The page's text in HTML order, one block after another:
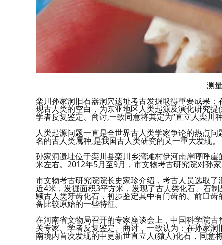
测
栾川孙家洞旧石器洞穴遗址考古发掘取得重要成果
现古人类的空白，为东亚地区人类起源及演化研究
学者反复鉴定、商讨,一致同意将其定为“直立人栾川
人类起源问题一直是全世界古人类学家争论的热点问
名的古人类属种,是我国古人类研究的又一重大发现。
孙家洞遗址位于栾川县栾川乡湾滩村伊河南岸哼呼
米左右。2012年5月至9月，市文物考古研究院对孙
市文物考古研究院院长史家珍介绍，考古人员选取
近4米，发掘面积3平方米，发现了古人类化石、石
颗古人类牙齿化石，初步鉴定其中有门齿的、前臼
备比较原始的一些特征。
在河南省文物局召开的专家座谈会上，中国科学院
关专家、学者反复鉴定、商讨，一致认为：在孙家
南境内首次发现的中更新世直立人(猿人)化石，同意